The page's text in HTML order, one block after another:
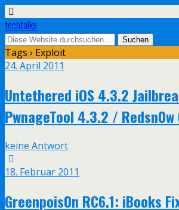
techtalks
Tags › Exploit
24. April 2011
Untethered iOS 4.3.2
PwnageTool 4.3.2 /
keine Antwort
18. Februar 2011
Greenpois0n RC6.1: iBooks